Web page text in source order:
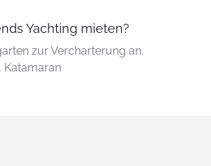
Yachting mieten?
zur Vercharterung an.
Katamaran